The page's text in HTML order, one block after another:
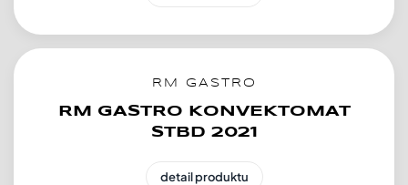
RM GASTRO
RM GASTRO KONVEKTOMAT
STBD 2021
detail produktu